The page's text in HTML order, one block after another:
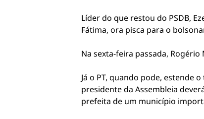
Líder do que restou do PSDB,
Fátima, ora pisca para o
Na sexta-feira passada,
Já o PT, quando pode, estende
presidente da Assembleia
prefeita de um município